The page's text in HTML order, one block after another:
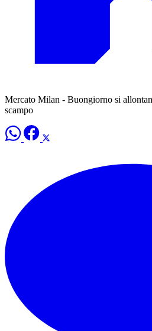
Mercato Milan - Buongiorno si
scampo